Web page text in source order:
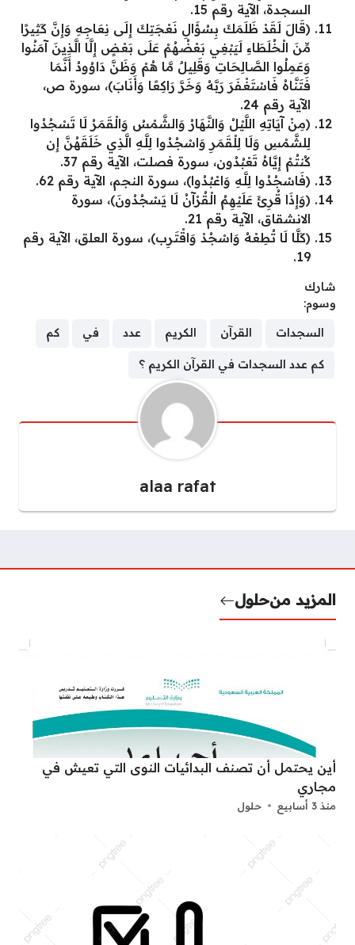
السجدة، الآية رقم 15.
(قَالَ لَقَدْ ظَلَمَكَ بِسُؤَالِ نَعْجَتِكَ إِلَى نِعَاجِهِ وَإِنَّ كَثِيرًا
مِّنَ الْخُلَطَاءِ لَيَبْغِي بَعْضُهُمْ عَلَى بَعْضٍ إِلَّا الَّذِينَ آمَنُوا
وَعَمِلُوا الصَّالِحَاتِ وَقَلِيلٌ مَّا هُمْ وَظَنَّ دَاوُودُ أَنَّمَا
فَتَنَّاهُ فَاسْتَغْفَرَ رَبَّهُ وَخَرَّ رَاكِعًا وَأَنَابَ)، سورة ص،
الآية رقم 24.
(مِنْ آيَاتِهِ اللَّيْلُ وَالنَّهَارُ وَالشَّمْسُ وَالْقَمَرُ لَا تَسْجُدُوا
لِلشَّمْسِ وَلَا لِلْقَمَرِ وَاسْجُدُوا لِلَّـهِ الَّذِي خَلَقَهُنَّ إِن
كُنتُمْ إِيَّاهُ تَعْبُدُون، سورة فصلت، الآية رقم 37.
(فَاسْجُدُوا لِلَّـهِ وَاعْبُدُوا)، سورة النجم، الآية رقم 62.
(وَإِذَا قُرِئَ عَلَيْهِمُ الْقُرْآنُ لَا يَسْجُدُونَ)، سورة
الانشقاق، الآية رقم 21.
(كَلَّا لَا تُطِعْهُ وَاسْجُدْ وَاقْتَرِب)، سورة العلق، الآية رقم
19.
شارك
وسوم:
السجدات القرآن الكريم عدد في كم
كم عدد السجدات في القرآن الكريم ؟
alaa rafat
المزيد منحلول
أين يحتمل أن تصنف البدائيات النوى التي تعيش في
مجاري
منذ 3 أسابيع حلول